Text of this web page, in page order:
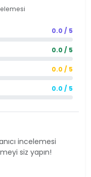
0.0 / 5
0.0 / 5
0.0 / 5
0.0 / 5
incelemesi
siz yapın!